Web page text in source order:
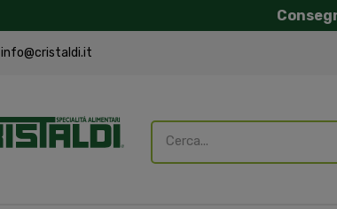
info@cristaldi.it